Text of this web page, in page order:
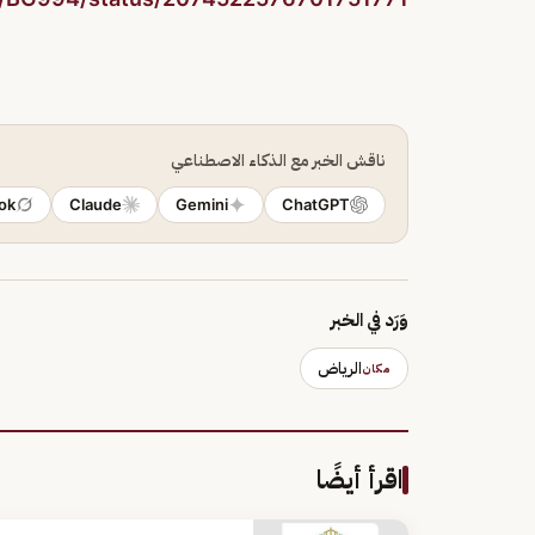
ناقش الخبر مع الذكاء الاصطناعي
ChatGPT
Gemini
Claude
وَرَد في الخبر
مكانالرياض
اقرأ أيضًا